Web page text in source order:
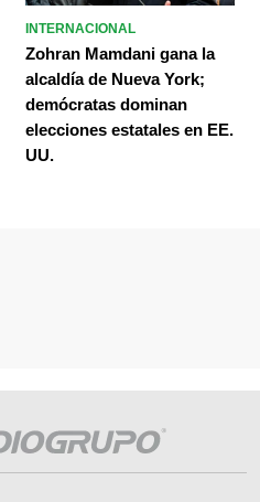
INTERNACIONAL
Zohran Mamdani gana la
alcaldía de Nueva York;
demócratas dominan
elecciones estatales en EE.
UU.